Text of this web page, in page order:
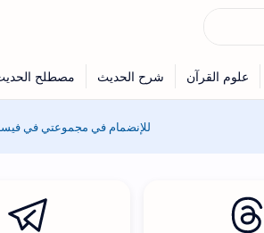
للإنضمام في مجموعتي في